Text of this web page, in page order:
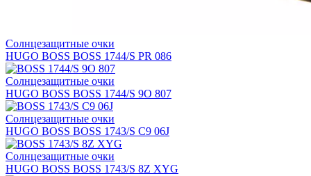
Солнцезащитные очки
HUGO BOSS BOSS 1744/S PR 086
Солнцезащитные очки
HUGO BOSS BOSS 1744/S 9O 807
Солнцезащитные очки
HUGO BOSS BOSS 1743/S C9 06J
Солнцезащитные очки
HUGO BOSS BOSS 1743/S 8Z XYG